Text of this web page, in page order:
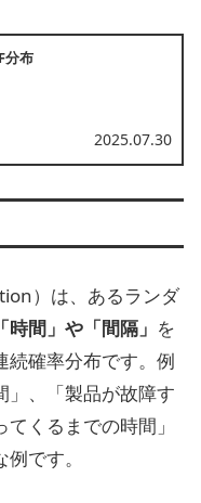
分布
2025.07.30
）は、あるランダ
「時間」や「間隔」 を
続確率分布です。例
」、「製品が故障す
くるまでの時間」
です。